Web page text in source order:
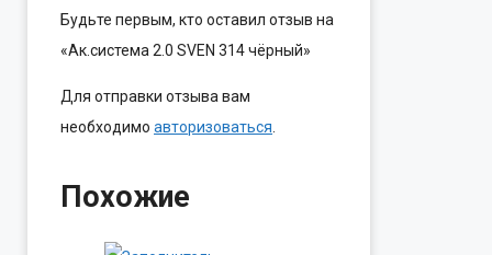
Будьте первым, кто оставил отзыв на
«Ак.система 2.0 SVEN 314 чёрный»
Для отправки отзыва вам
необходимо авторизоваться
Похожие